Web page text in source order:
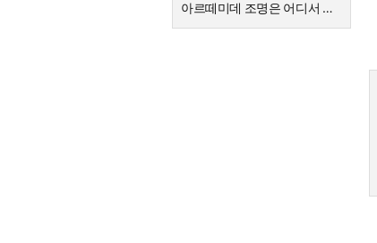
아르떼미데 조명은 어디서 수리가 가능할까요?